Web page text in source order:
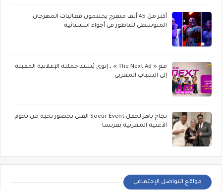
أكثر من 45 ألف متفرج يختتمون فعاليات المهرجان
المتوسطي للناظور في أجواء استثنائية
مع « The Next Ad » ، إنوي يُسند حملته الإعلانية المقبلة
إلى الشباب المغربي
نجاح باهر لحفل Soeur Évent الفني بحضور نخبة من نجوم
الأغنية المغربية بفرنسا
مواقع التواصل الإجتماعي